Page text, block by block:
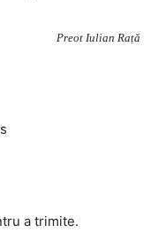
Preot Iulian Rață
a trimite.